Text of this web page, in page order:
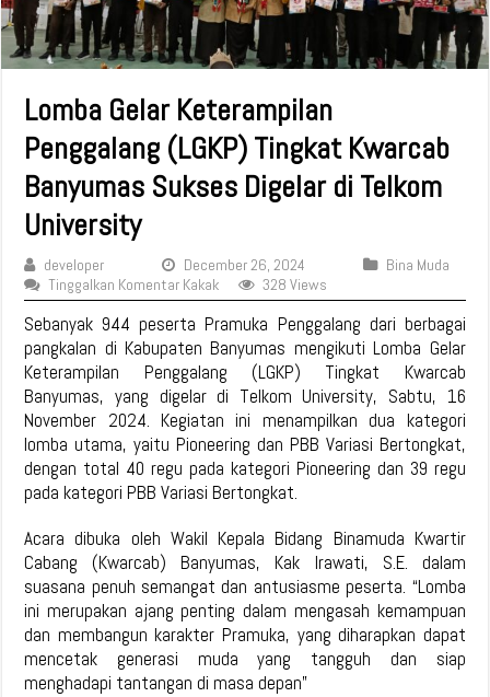
Lomba Gelar Keterampilan
Penggalang (LGKP) Tingkat Kwarcab
Banyumas Sukses Digelar di Telkom
University
developer December 26, 2024
Bina Muda
Tinggalkan Komentar Kakak
328 Views
Sebanyak 944 peserta Pramuka Penggalang dari berbagai
pangkalan di Kabupaten Banyumas mengikuti Lomba Gelar
Keterampilan Penggalang (LGKP) Tingkat Kwarcab
Banyumas, yang digelar di Telkom University, Sabtu, 16
November 2024. Kegiatan ini menampilkan dua kategori
lomba utama, yaitu Pioneering dan PBB Variasi Bertongkat,
dengan total 40 regu pada kategori Pioneering dan 39 regu
pada kategori PBB Variasi Bertongkat.
Acara dibuka oleh Wakil Kepala Bidang Binamuda Kwartir
Cabang (Kwarcab) Banyumas, Kak Irawati, S.E. dalam
suasana penuh semangat dan antusiasme peserta. “Lomba
ini merupakan ajang penting dalam mengasah kemampuan
dan membangun karakter Pramuka, yang diharapkan dapat
mencetak generasi muda yang tangguh dan siap
menghadapi tantangan di masa depan”